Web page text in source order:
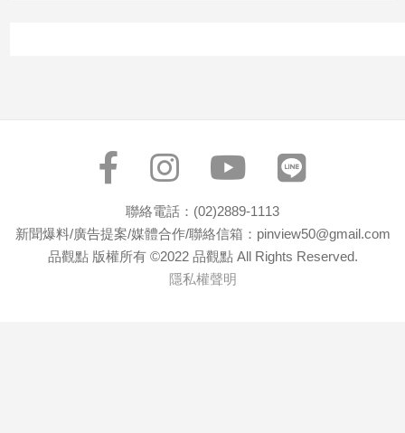
聯絡電話：(02)2889-1113
新聞爆料/廣告提案/媒體合作/聯絡信箱：pinview50@gmail.com
品觀點 版權所有 ©2022 品觀點 All Rights Reserved.
隱私權聲明